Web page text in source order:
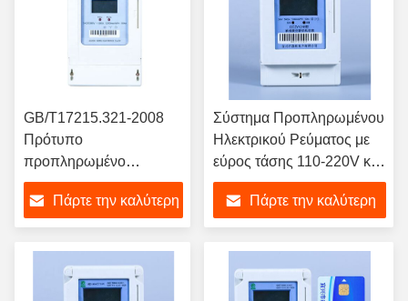
GB/T17215.321-2008
Πρότυπο
προπληρωμένο
ηλεκτρονικό μετρητή
ενέργειας με ≤ 95%
υγρασία αποθήκευσης
και λειτουργίας
Πάρτε την καλύτερη
Σύστημα Προπληρωμένου
Ηλεκτρικού Ρεύματος με
εύρος τάσης 110-220V και
Πρότυπο GB/T17215.321-
2008
Πάρτε την καλύτερη